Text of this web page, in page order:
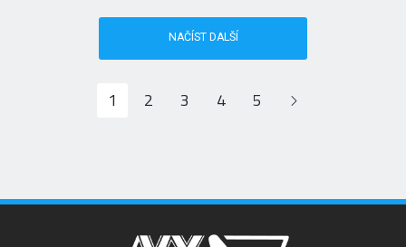
NAČÍST DALŠÍ
1 2 3 4 5